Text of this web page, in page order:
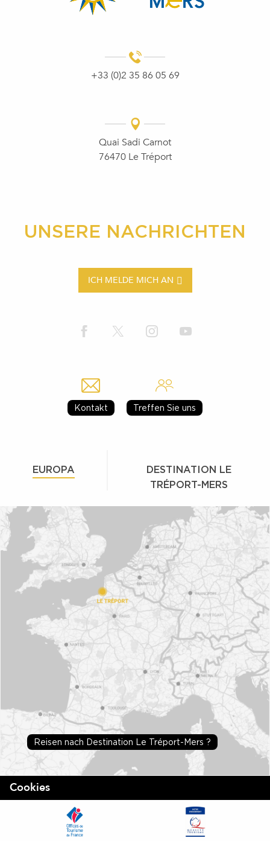
+33 (0)2 35 86 05 69
Quai Sadi Carnot
76470 Le Tréport
UNSERE NACHRICHTEN
ICH MELDE MICH AN
Kontakt Treffen Sie uns
EUROPA
DESTINATION LE
TRÉPORT-MERS
Reisen nach Destination Le Tréport-Mers ?
Cookies